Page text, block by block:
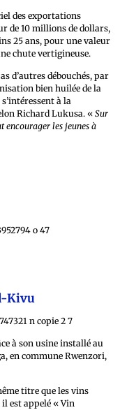
des exportations
de 10 millions de dollars,
25 ans, pour une valeur
chute vertigineuse.
d’autres débouchés, par
bien huilée de la
à la
Richard Lukusa. « Sur
les jeunes à
Kivu
à son usine installé au
en commune Rwenzori,
titre que les vins
il est appelé « Vin